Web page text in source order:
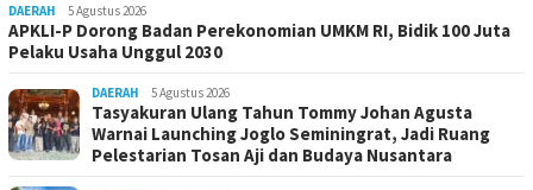
DAERAH 5 Agustus 2026
APKLI-P Dorong Badan Perekonomian UMKM RI, Bidik 100 Juta
Pelaku Usaha Unggul 2030
DAERAH 5 Agustus 2026
Tasyakuran Ulang Tahun Tommy Johan Agusta
Warnai Launching Joglo Seminingrat, Jadi Ruang
Pelestarian Tosan Aji dan Budaya Nusantara